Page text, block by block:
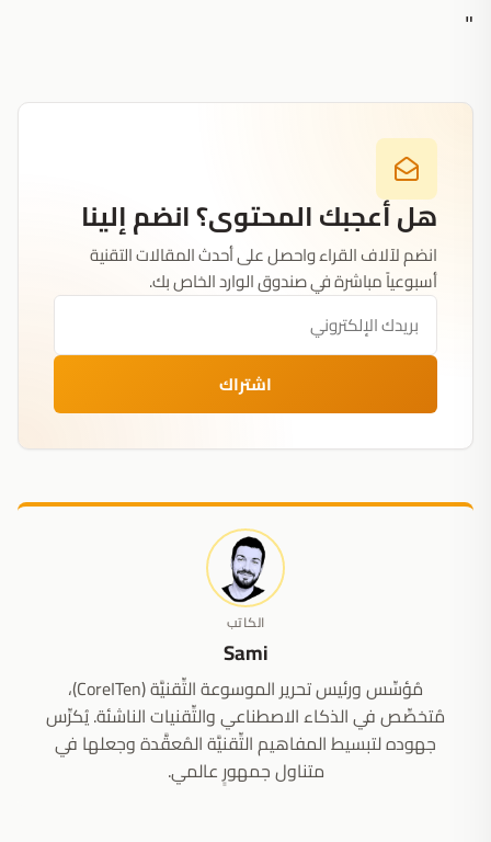
"
هل أعجبك المحتوى؟ انضم إلينا
انضم لآلاف القراء واحصل على أحدث المقالات التقنية
أسبوعياً مباشرة في صندوق الوارد الخاص بك.
اشتراك
الكاتب
Sami
مُؤسِّس ورئيس تحرير الموسوعة التِّقنيَّة (CoreITen)،
مُتخصِّص في الذكاء الاصطناعي والتِّقنيات الناشئة. يُكرِّس
جهوده لتبسيط المفاهيم التِّقنيَّة المُعقَّدة وجعلها في
متناول جمهورٍ عالمي.